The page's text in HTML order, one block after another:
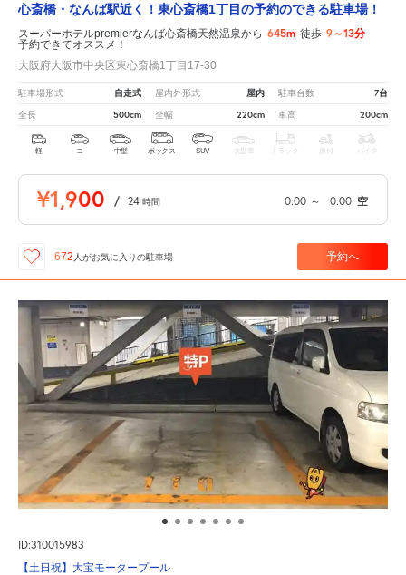
心斎橋・なんば駅近く！東心斎橋1丁目の予約のできる駐車場！
スーパーホテルpremierなんば心斎橋天然温泉から 645m 徒歩 9～13分
予約できてオススメ！
大阪府大阪市中央区東心斎橋1丁目17-30
駐車場形式 自走式 屋内外形式 屋内 駐車台数 7台
全長 500cm 全幅 220cm 車高 200cm
軽 コ 中型 ボックス SUV 大型車 トラック 原付 バイク
¥1,900 / 24 時間 0:00 ～ 0:00 空
672 人がお気に入りの駐車場 予約へ
ID:310015983
【土日祝】大宝モータープール